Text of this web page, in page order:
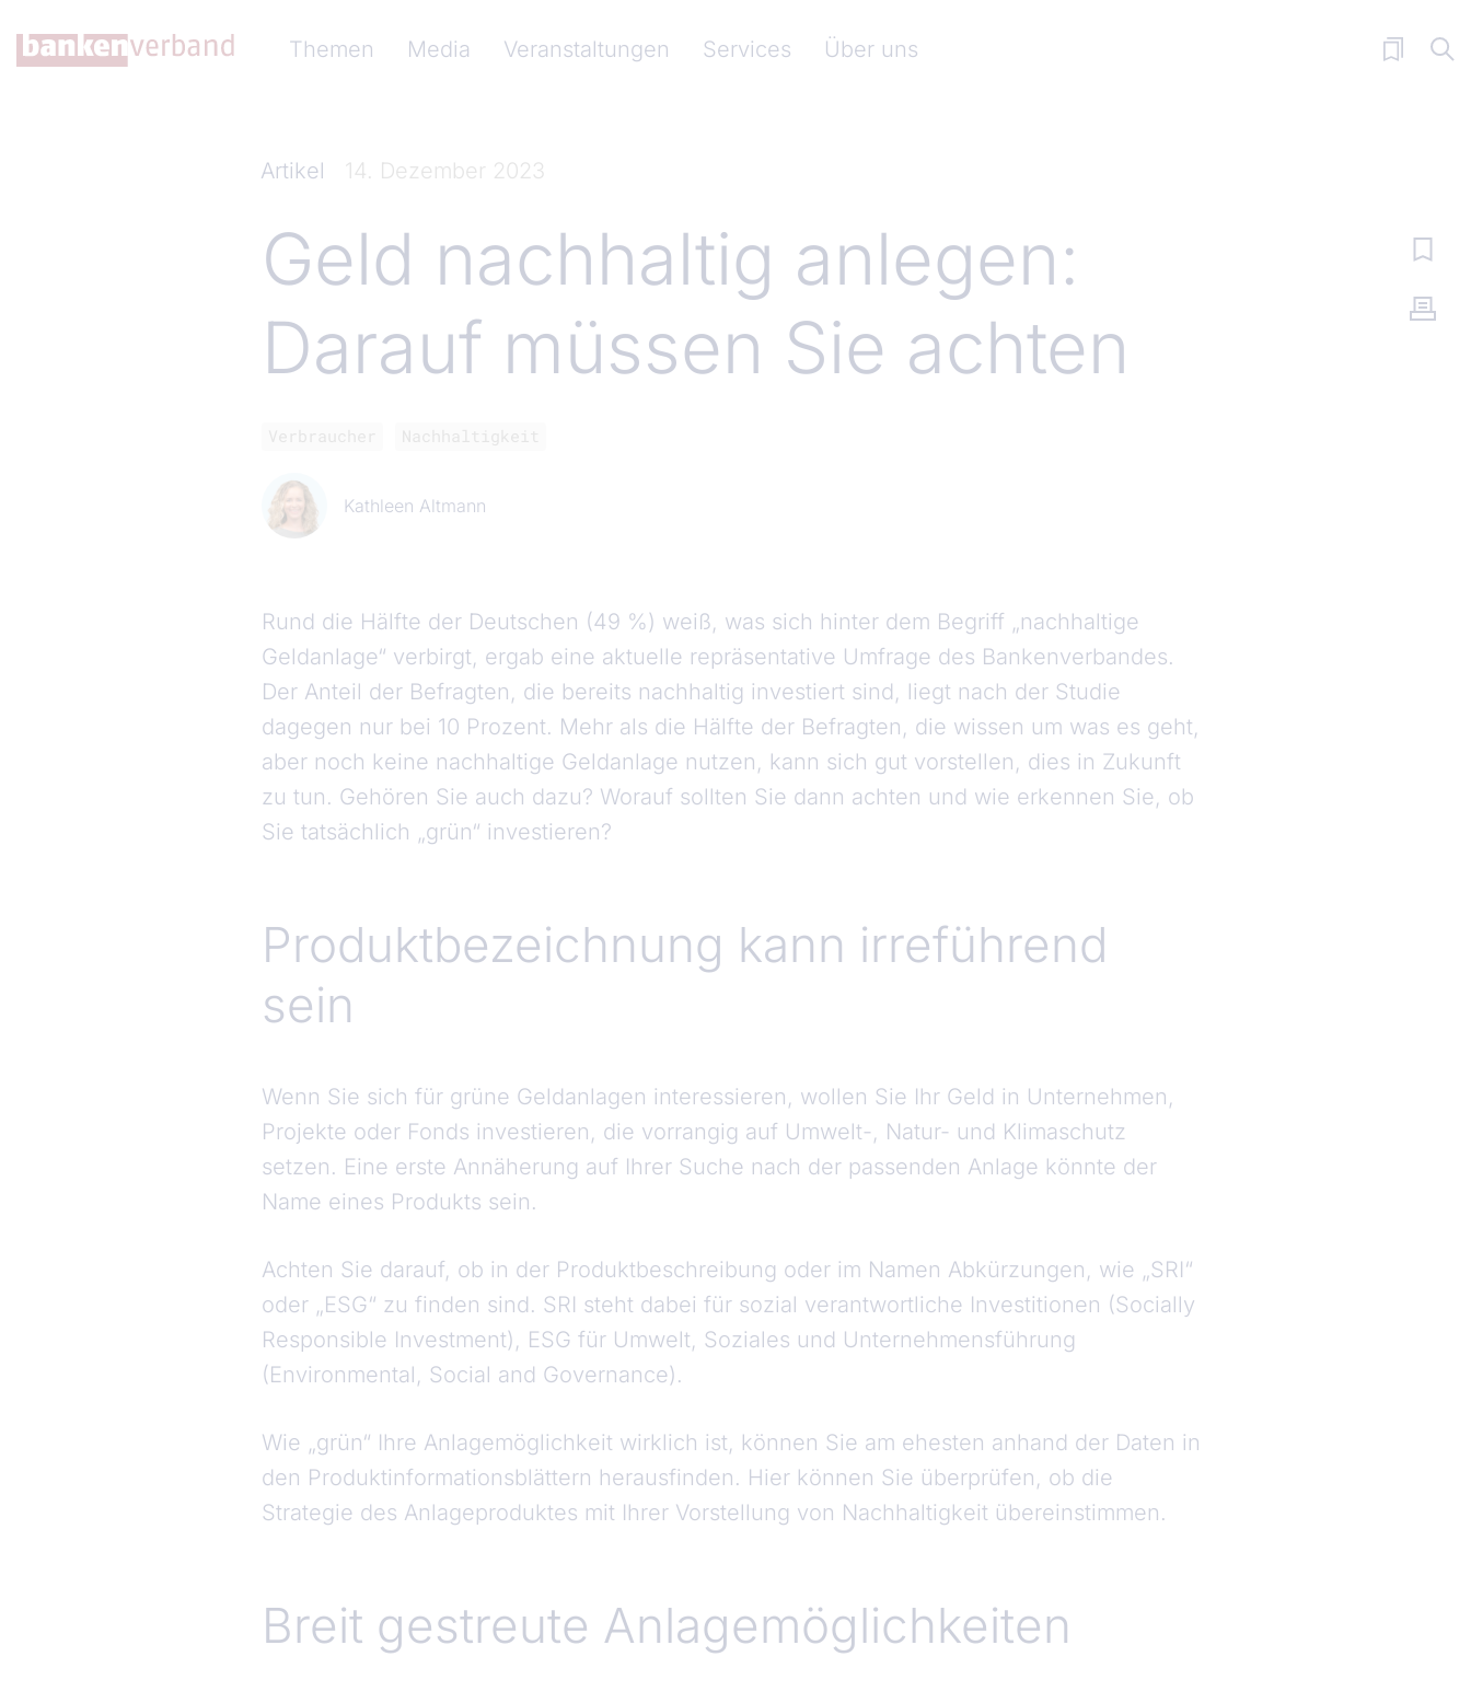
Themen
Media Veranstaltungen Services Über uns
Artikel 14. Dezember 2023
Geld nachhaltig anlegen:
Darauf müssen Sie achten
Kathleen Altmann
Rund die Hälfte der Deutschen (49 %) weiß, was sich hinter dem Begriff „nachhaltige
Geldanlage“ verbirgt, ergab eine aktuelle repräsentative Umfrage des Bankenverbandes.
Der Anteil der Befragten, die bereits nachhaltig investiert sind, liegt nach der Studie
dagegen nur bei 10 Prozent. Mehr als die Hälfte der Befragten, die wissen um was es geht,
aber noch keine nachhaltige Geldanlage nutzen, kann sich gut vorstellen, dies in Zukunft
zu tun. Gehören Sie auch dazu? Worauf sollten Sie dann achten und wie erkennen Sie, ob
Sie tatsächlich „grün“ investieren?
Produktbezeichnung kann irreführend
sein
Wenn Sie sich für grüne Geldanlagen interessieren, wollen Sie Ihr Geld in Unternehmen,
Projekte oder Fonds investieren, die vorrangig auf Umwelt-, Natur- und Klimaschutz
setzen. Eine erste Annäherung auf Ihrer Suche nach der passenden Anlage könnte der
Name eines Produkts sein.
Achten Sie darauf, ob in der Produktbeschreibung oder im Namen Abkürzungen, wie „SRI“
oder „ESG“ zu finden sind. SRI steht dabei für sozial verantwortliche Investitionen (Socially
Responsible Investment), ESG für Umwelt, Soziales und Unternehmensführung
(Environmental, Social and Governance).
Wie „grün“ Ihre Anlagemöglichkeit wirklich ist, können Sie am ehesten anhand der Daten in
den Produktinformationsblättern herausfinden. Hier können Sie überprüfen, ob die
Strategie des Anlageproduktes mit Ihrer Vorstellung von Nachhaltigkeit übereinstimmen.
Breit gestreute Anlagemöglichkeiten